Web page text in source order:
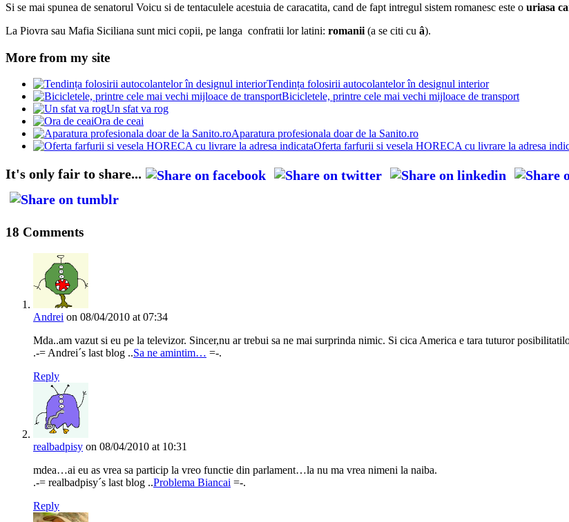
Si se mai spunea de senatorul Voicu si de tentaculele acestuia de caracatita, cand de fapt intregul sistem romanesc este o uriasa
La Piovra sau Mafia Siciliana sunt mici copii, pe langa confratii lor latini: romanii (a se citi cu â).
More from my site
Tendința folosirii autocolantelor în designul interior
Bicicletele, printre cele mai vechi mijloace de transport
Un sfat va rog
Ora de ceai
Aparatura profesionala doar de la Sanito.ro
Oferta farfurii si vesela HORECA cu livrare la adresa
It's only fair to share...
18 Comments
Andrei on 08/04/2010 at 07:34
Mda..am vazut si eu pe la televizor. Sincer,nu ar trebui sa ne mai surprinda nimic. Si cica America e tara tuturor
.-= Andrei´s last blog ..Sa ne amintim… =-.
Reply
realbadpisy on 08/04/2010 at 10:31
mdea…ai eu as vrea sa particip la vreo functie din parlament…la nu ma vrea nimeni la naiba.
.-= realbadpisy´s last blog ..Problema Biancai =-.
Reply